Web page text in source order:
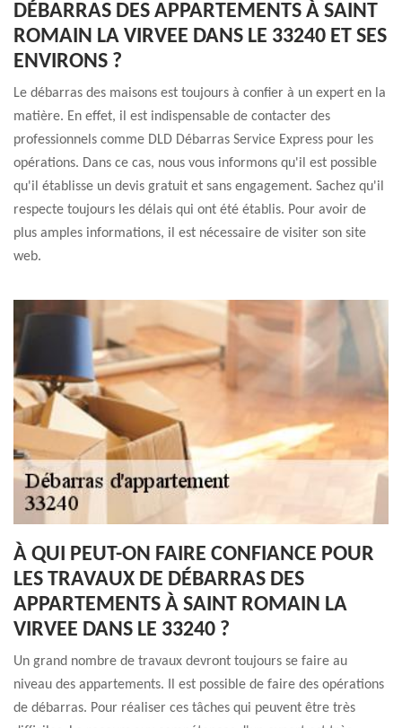
DÉBARRAS DES APPARTEMENTS À SAINT
ROMAIN LA VIRVEE DANS LE 33240 ET SES
ENVIRONS ?
Le débarras des maisons est toujours à confier à un expert en la
matière. En effet, il est indispensable de contacter des
professionnels comme DLD Débarras Service Express pour les
opérations. Dans ce cas, nous vous informons qu'il est possible
qu'il établisse un devis gratuit et sans engagement. Sachez qu'il
respecte toujours les délais qui ont été établis. Pour avoir de
plus amples informations, il est nécessaire de visiter son site
web.
À QUI PEUT-ON FAIRE CONFIANCE POUR
LES TRAVAUX DE DÉBARRAS DES
APPARTEMENTS À SAINT ROMAIN LA
VIRVEE DANS LE 33240 ?
Un grand nombre de travaux devront toujours se faire au
niveau des appartements. Il est possible de faire des opérations
de débarras. Pour réaliser ces tâches qui peuvent être très